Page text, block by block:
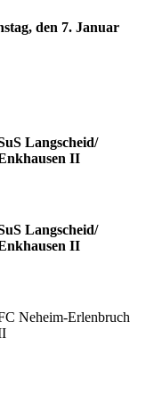
den 7. Januar
Langscheid/​
II
Langscheid/​
II
Neheim-Erlenbruch